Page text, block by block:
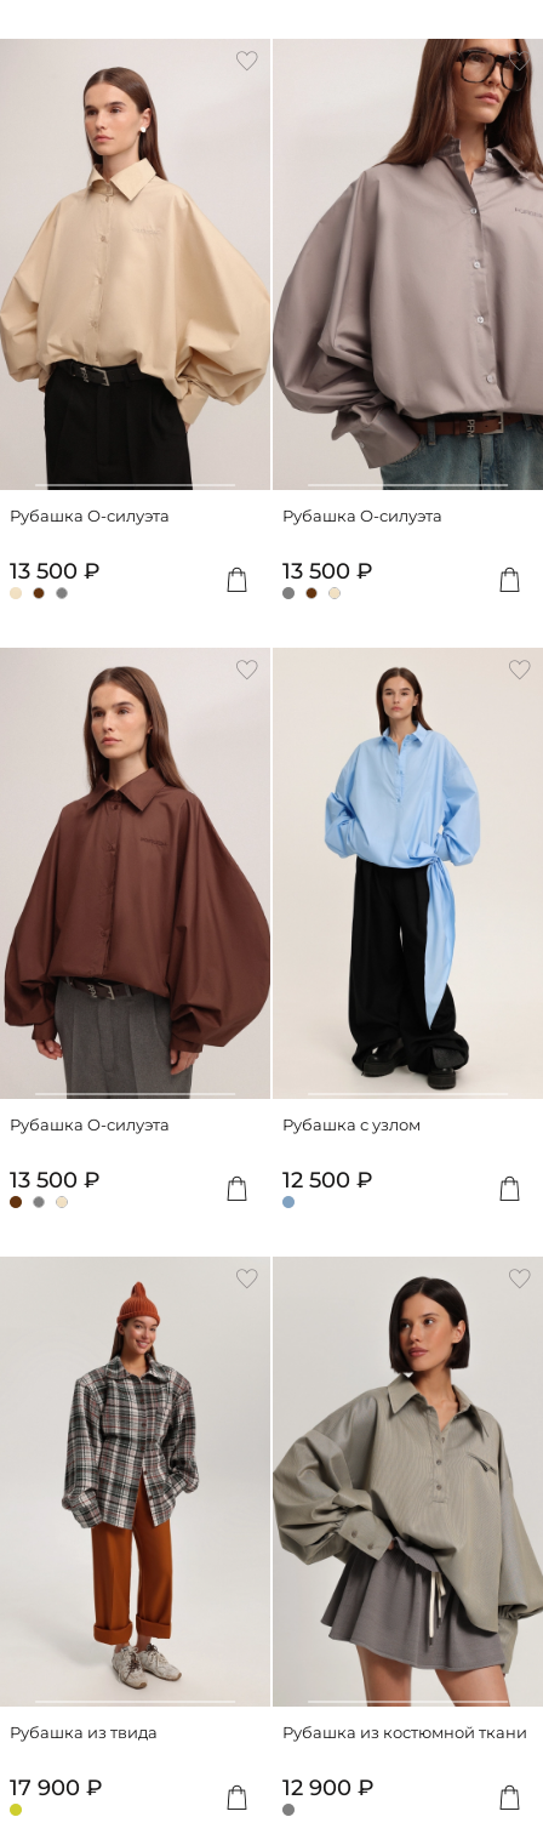
Рубашка О-силуэта
13 500 ₽
Рубашка О-силуэта
13 500 ₽
Рубашка O-силуэта
13 500 ₽
Рубашка с узлом
12 500 ₽
Рубашка из твида
17 900 ₽
Рубашка из костюмной ткани
12 900 ₽